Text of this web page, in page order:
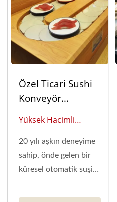
Özel Ticari Sushi
Konveyör
Sistemleri:
Dağıtım
Çözümleri
Yüksek Hacimli
Tasarlandı: Alanında
Kanıtlanmış Otomatik
20 yılı aşkın deneyime
sahip, önde gelen bir
küresel otomatik suşi